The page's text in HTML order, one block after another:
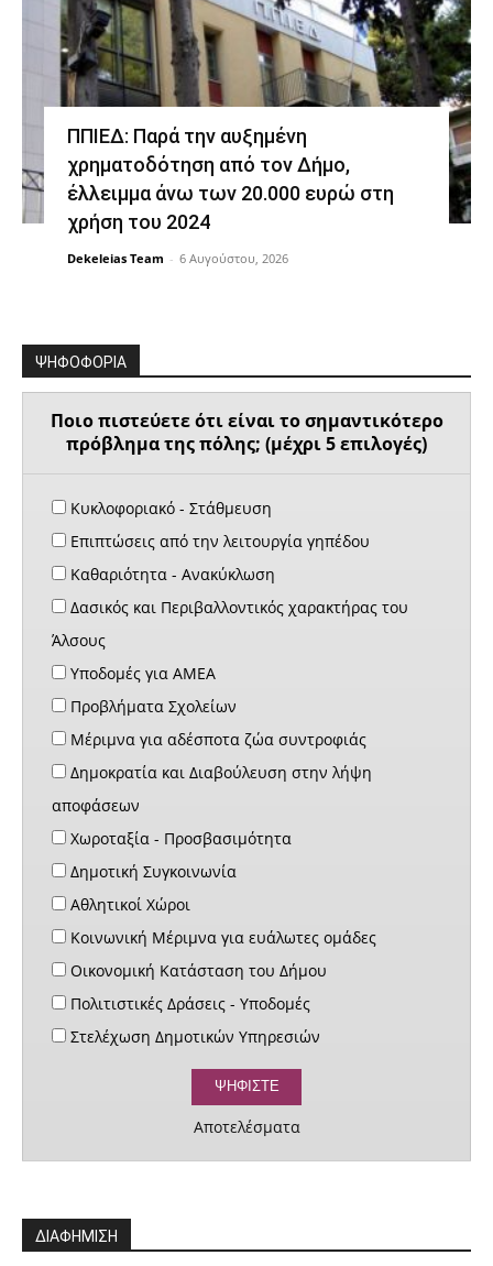
ΠΠΙΕΔ: Παρά την αυξημένη
χρηματοδότηση από τον Δήμο,
έλλειμμα άνω των 20.000 ευρώ στη
χρήση του 2024
Dekeleias Team - 6 Αυγούστου, 2026
ΨΗΦΟΦΟΡΙΑ
Ποιο πιστεύετε ότι είναι το σημαντικότερο
πρόβλημα της πόλης; (μέχρι 5 επιλογές)
Κυκλοφοριακό - Στάθμευση
Επιπτώσεις από την λειτουργία γηπέδου
Καθαριότητα - Ανακύκλωση
Δασικός και Περιβαλλοντικός χαρακτήρας του
Άλσους
Υποδομές για ΑΜΕΑ
Προβλήματα Σχολείων
Μέριμνα για αδέσποτα ζώα συντροφιάς
Δημοκρατία και Διαβούλευση στην λήψη
αποφάσεων
Χωροταξία - Προσβασιμότητα
Δημοτική Συγκοινωνία
Αθλητικοί Χώροι
Κοινωνική Μέριμνα για ευάλωτες ομάδες
Οικονομική Κατάσταση του Δήμου
Πολιτιστικές Δράσεις - Υποδομές
Στελέχωση Δημοτικών Υπηρεσιών
Αποτελέσματα
ΔΙΑΦΗΜΙΣΗ